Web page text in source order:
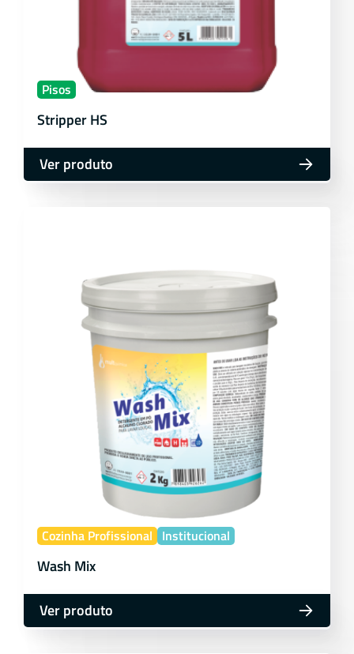
Pisos
Stripper HS
Ver produto
Cozinha Profissional Institucional
Wash Mix
Ver produto